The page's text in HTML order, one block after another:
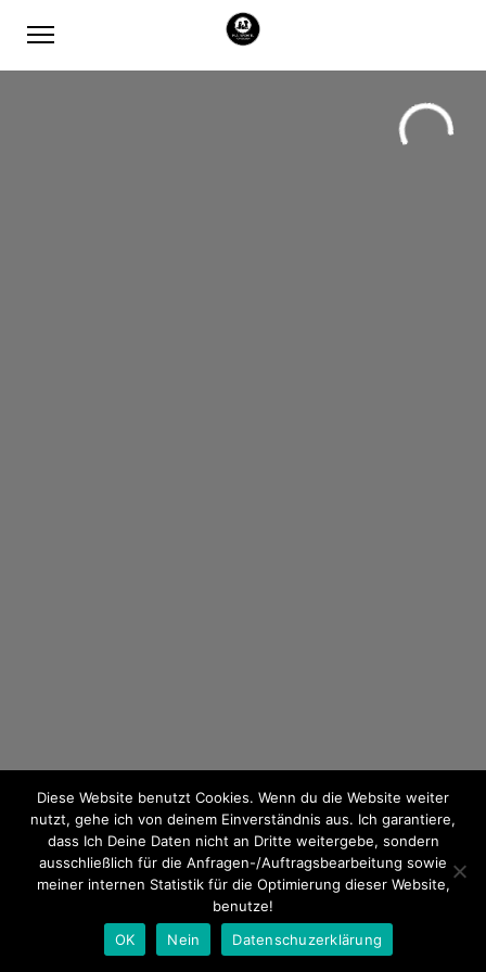
Diese Website benutzt Cookies. Wenn du die Website weiter
nutzt, gehe ich von deinem Einverständnis aus. Ich garantiere,
dass Ich Deine Daten nicht an Dritte weitergebe, sondern
ausschließlich für die Anfragen-/Auftragsbearbeitung sowie
meiner internen Statistik für die Optimierung dieser Website,
benutze!
OK
Nein Datenschuzerklärung